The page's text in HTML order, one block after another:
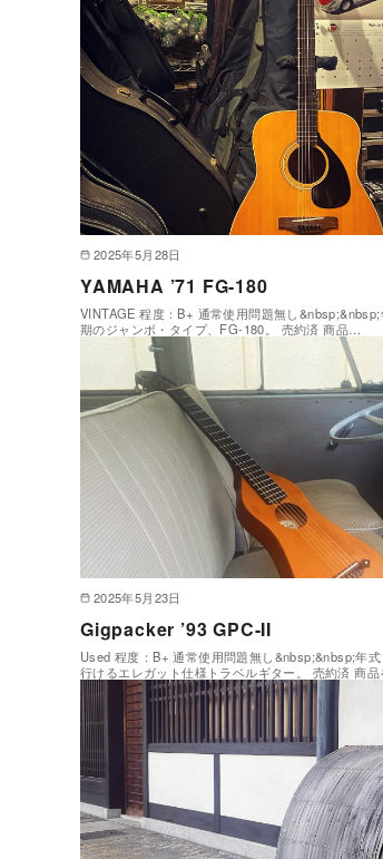
2025年5月28日
YAMAHA ’71 FG-180
VINTAGE 程度：B+ 通常使用問題無し
期のジャンボ・タイプ、FG-180。 売約済 商品…
2025年5月23日
Gigpacker ’93 GPC-II
Used 程度：B+ 通常使用問題無し&nbsp;&nbsp;年
行けるエレガット仕様トラベルギター。 売約済 商品